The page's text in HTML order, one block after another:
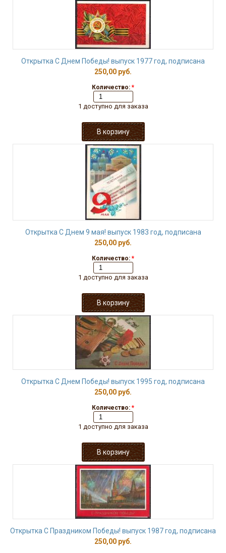
Открытка С Днем Победы! выпуск 1977 год, подписана
250,00 руб.
Количество: *
1 доступно для заказа
Открытка С Днем 9 мая! выпуск 1983 год, подписана
250,00 руб.
Количество: *
1 доступно для заказа
Открытка С Днем Победы! выпуск 1995 год, подписана
250,00 руб.
Количество: *
1 доступно для заказа
Открытка С Праздником Победы! выпуск 1987 год, подписана
250,00 руб.